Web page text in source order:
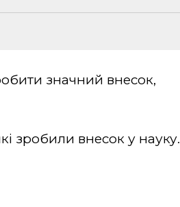
значний внесок,
зробили внесок у науку.